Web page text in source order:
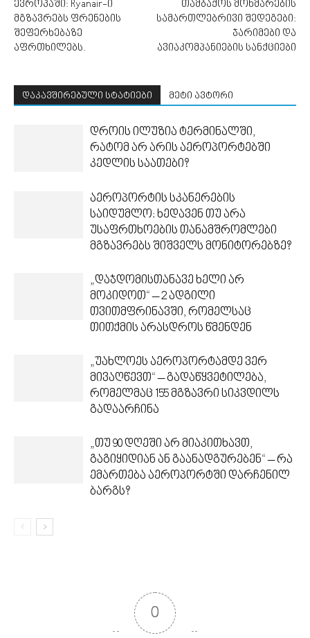
ევროპაში: Ryanair-ი
მგზავრებს ფრენების
შეფერხებაზე
აფრთხილებს.
თამბაქოს მოხმარების
სამართლებრივი შედეგები:
ჯარიმები და
ავიაკომპანიების სანქციები
დაკავშირებული სტატიები მეტი ავტორი
დროის ილუზია ტერმინალში,
რატომ არ არის აეროპორტებში
კედლის საათები?
აეროპორტის სკანერების
საიდუმლო: ხედავენ თუ არა
უსაფრთხოების თანამშრომლები
მგზავრებს შიშველს მონიტორებზე?
„დაჯდომისთანავე ხელი არ
მოკიდოთ“ – 2 ადგილი
თვითმფრინავში, რომელსაც
თითქმის არასდროს წმენდენ
„უახლოეს აეროპორტამდე ვერ
მივაღწევთ“ – გადაწყვეტილება,
რომელმაც 155 მგზავრი სიკვდილს
გადაარჩინა
„თუ 90 დღეში არ მიაკითხავთ,
გაგიყიდიან ან გაანადგურებენ“ – რა
ემართება აეროპორტში დარჩენილ
ბარგს?
0